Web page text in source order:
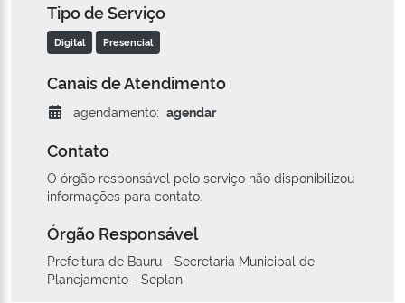
Tipo de Serviço
Digital Presencial
Canais de Atendimento
agendamento: agendar
Contato
O órgão responsável pelo serviço não disponibilizou
informações para contato.
Órgão Responsável
Prefeitura de Bauru - Secretaria Municipal de
Planejamento - Seplan